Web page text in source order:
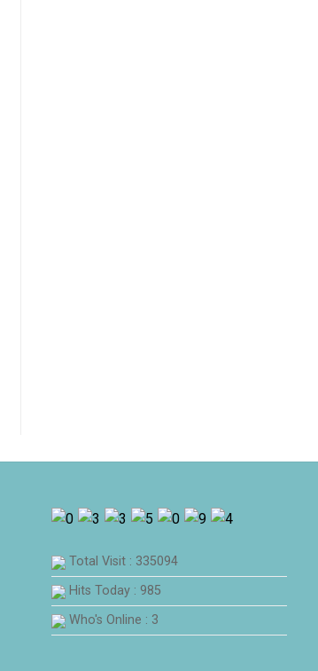
Total Visit : 335094
Hits Today : 985
Who's Online : 3